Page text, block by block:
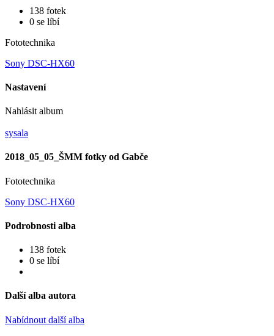
138 fotek
0 se líbí
Fototechnika
Sony DSC-HX60
Nastavení
Nahlásit album
sysala
2018_05_05_ŠMM fotky od Gabče
Fototechnika
Sony DSC-HX60
Podrobnosti alba
138 fotek
0 se líbí
Další alba autora
Nabídnout další alba